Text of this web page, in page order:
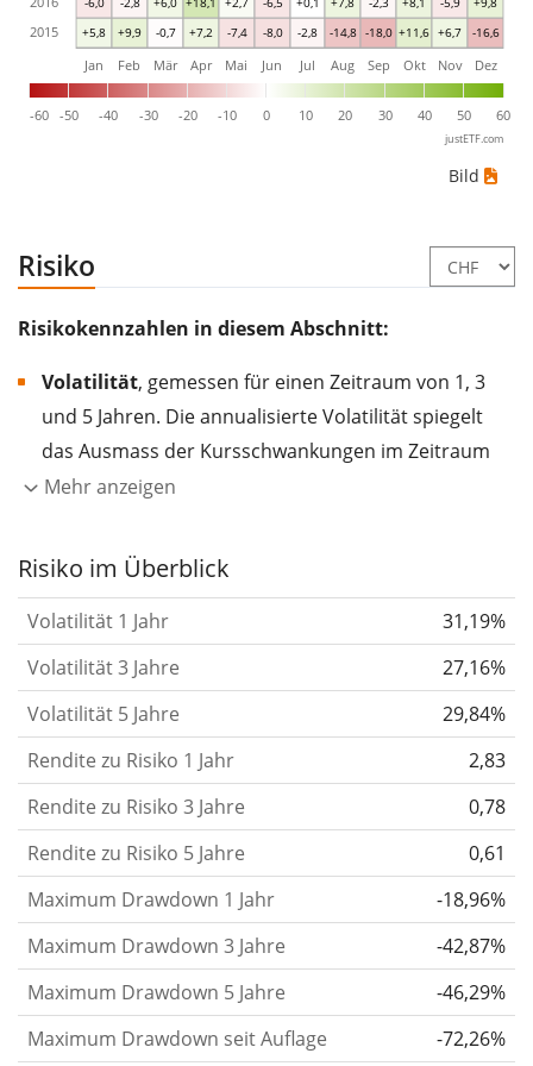
+5,8 +9,9 -0,7 +7,2 -7,4 -8,0 -2,8 -14,8 -18,0 +11,6 +6,7 -16,6
-60 -50 -40 -30 -20 -10 0 10 20 30 40 50 60
Jan Feb Mär Apr Mai Jun Jul Aug Sep Okt Nov Dez
2015
justETF.com
Bild
Risiko
Risikokennzahlen in diesem Abschnitt:
Volatilität, gemessen für einen Zeitraum von 1, 3
und 5 Jahren. Die annualisierte Volatilität spiegelt
das Ausmass der Kursschwankungen im Zeitraum
eines Jahres wider.
Aktie, des ETF, usw.) in der Vergangenheit
gelten im Allgemeinen als risikoreicher. Wir
berechnen die Volatilität auf Basis der Daten der
letzten 1, 3 und 5 Jahre, damit du sehen kannst, ob
die Kursschwankungen im Laufe der Zeit stärker
oder schwächer wurden. Weitere Informationen
findest du in unserem Artikel:
Risikomass.
Rendite pro Risikofür Zeiträume von 1, 3 und 5
Jahren. Diese Kennzahl ist definiert als die
annualisierte (d. h. auf einen Einjahreszeitraum
umgerechnete) historische Rendite geteilt durch die
historische annualisierte Volatilität.Rendite pro
Risiko setzt die historische Rendite eines
Mehr anzeigen
Risiko im Überblick
Volatilität 1 Jahr
31,19%
Volatilität 3 Jahre
27,16%
Volatilität 5 Jahre
29,84%
Rendite zu Risiko 1 Jahr
2,83
Rendite zu Risiko 3 Jahre
0,78
Rendite zu Risiko 5 Jahre
0,61
Maximum Drawdown 1 Jahr
-18,96%
Maximum Drawdown 3 Jahre
-42,87%
Maximum Drawdown 5 Jahre
-46,29%
Maximum Drawdown seit Auflage
-72,26%